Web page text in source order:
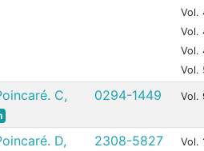
Vol.
Vol.
Vol.
Vol.
C,
0294-1449 Vol.
D,
2308-5827 Vol.